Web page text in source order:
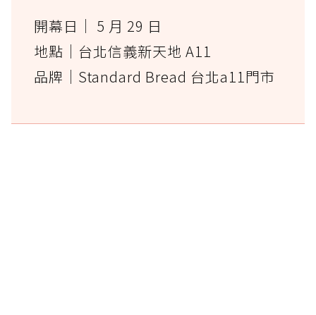
開幕日｜ 5 月 29 日
地點｜台北信義新天地 A11
品牌｜Standard Bread 台北a11門市